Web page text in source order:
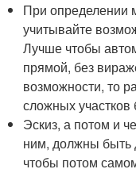
При определении
учитывайте
Лучше чтобы
прямой, без
возможности, то
сложных
Эскиз, а потом и
ним, должны быть
чтобы потом